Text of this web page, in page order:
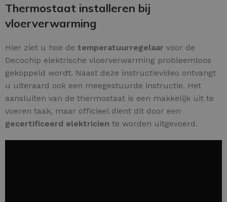
Thermostaat installeren bij
vloerverwarming
Hier ziet u hoe de temperatuurregelaar voor de
Decochip elektrische vloerverwarming probleemloos
gekoppeld wordt. Naast deze instructievideo ontvangt
u uiteraard ook een meegestuurde instructie. Het
aansluiten van de thermostaat is een makkelijk uit te
voeren taak, maar officieel dient dit door een
gecertificeerd elektricien te worden uitgevoerd.